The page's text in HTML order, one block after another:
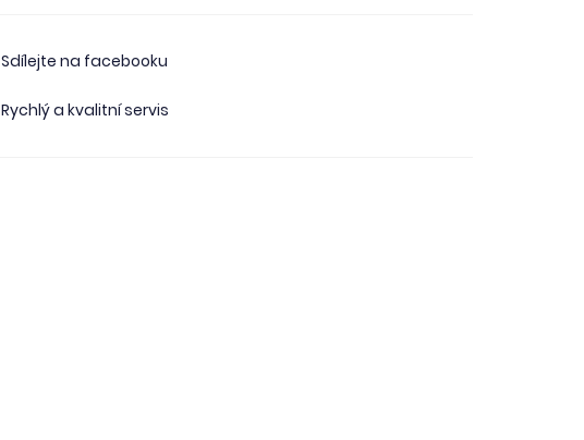
Sdílejte na facebooku
Rychlý a kvalitní servis